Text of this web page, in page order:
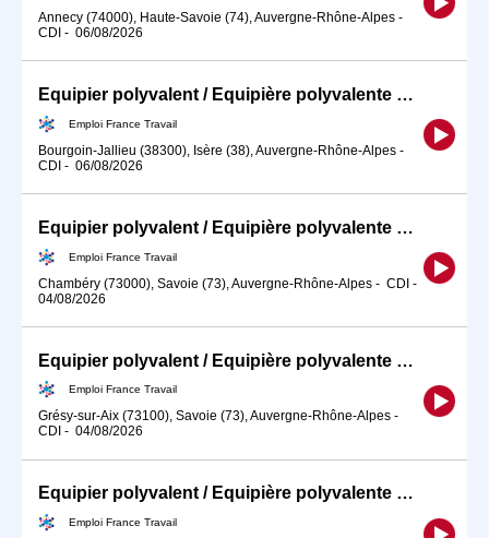
Annecy (74000), Haute-Savoie (74), Auvergne-Rhône-Alpes -
CDI - 06/08/2026
Equipier polyvalent / Equipière polyvalente de restauration rapid (H/F)
Emploi France Travail
Bourgoin-Jallieu (38300), Isère (38), Auvergne-Rhône-Alpes -
CDI - 06/08/2026
Equipier polyvalent / Equipière polyvalente de restauration rapid (H/F)
Emploi France Travail
Chambéry (73000), Savoie (73), Auvergne-Rhône-Alpes - CDI -
04/08/2026
Equipier polyvalent / Equipière polyvalente de restauration rapid (H/F)
Emploi France Travail
Grésy-sur-Aix (73100), Savoie (73), Auvergne-Rhône-Alpes -
CDI - 04/08/2026
Equipier polyvalent / Equipière polyvalente de restauration rapid (H/F)
Emploi France Travail